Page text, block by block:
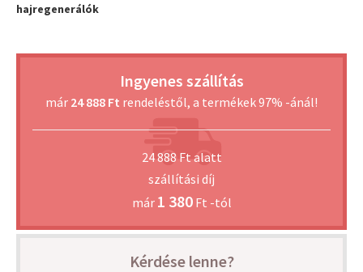
hajregenerálók
Ingyenes szállítás
már 24 888 Ft rendeléstől, a termékek 97% -ánál!
24 888 Ft alatt
szállítási díj
már 1 380Ft -tól
Kérdése lenne?